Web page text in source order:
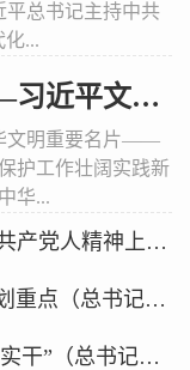
平总书记主持中共
化...
擦亮中华文明重要名片——习近平文化思想引领中国世界遗产申报保护工作壮阔实践
文明重要名片——
护工作壮阔实践新
华...
总书记的人民情怀 | “理想信念是共产党人精神上的‘钙’”
力度更大 “四个面向”为基础研究划重点（总书记的关切·落地的回响）
“必须实事求是、求真务实、真抓实干”（总书记的人民情怀）